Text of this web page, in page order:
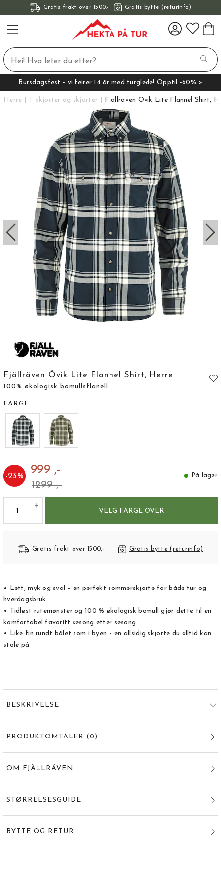
Gratis frakt over 1500,- Gratis bytte (returinfo)
Bursdagsfest - vi feirer 14 år med turglede! Opptil -60% >
Herre T-skjorter og skjorter Fjällräven Övik Lite Flannel Shirt,
Fjällräven Övik Lite Flannel Shirt, Herre
100% økologisk bomullsflanell
FARGE
-23% 999 ,-
1299 ,-
På lager
VELG FARGE OVER
Gratis frakt over 1500,- Gratis bytte (returinfo)
• Lett, myk og sval – en perfekt sommerskjorte for både tur og
hverdagsbruk.
• Tidløst rutemønster og 100 % økologisk bomull gjør dette til en
komfortabel favoritt sesong etter sesong.
• Like fin rundt bålet som i byen – en allsidig skjorte du alltid kan
stole på
BESKRIVELSE
PRODUKTOMTALER (0 )
OM FJÄLLRÄVEN
STØRRELSESGUIDE
BYTTE OG RETUR